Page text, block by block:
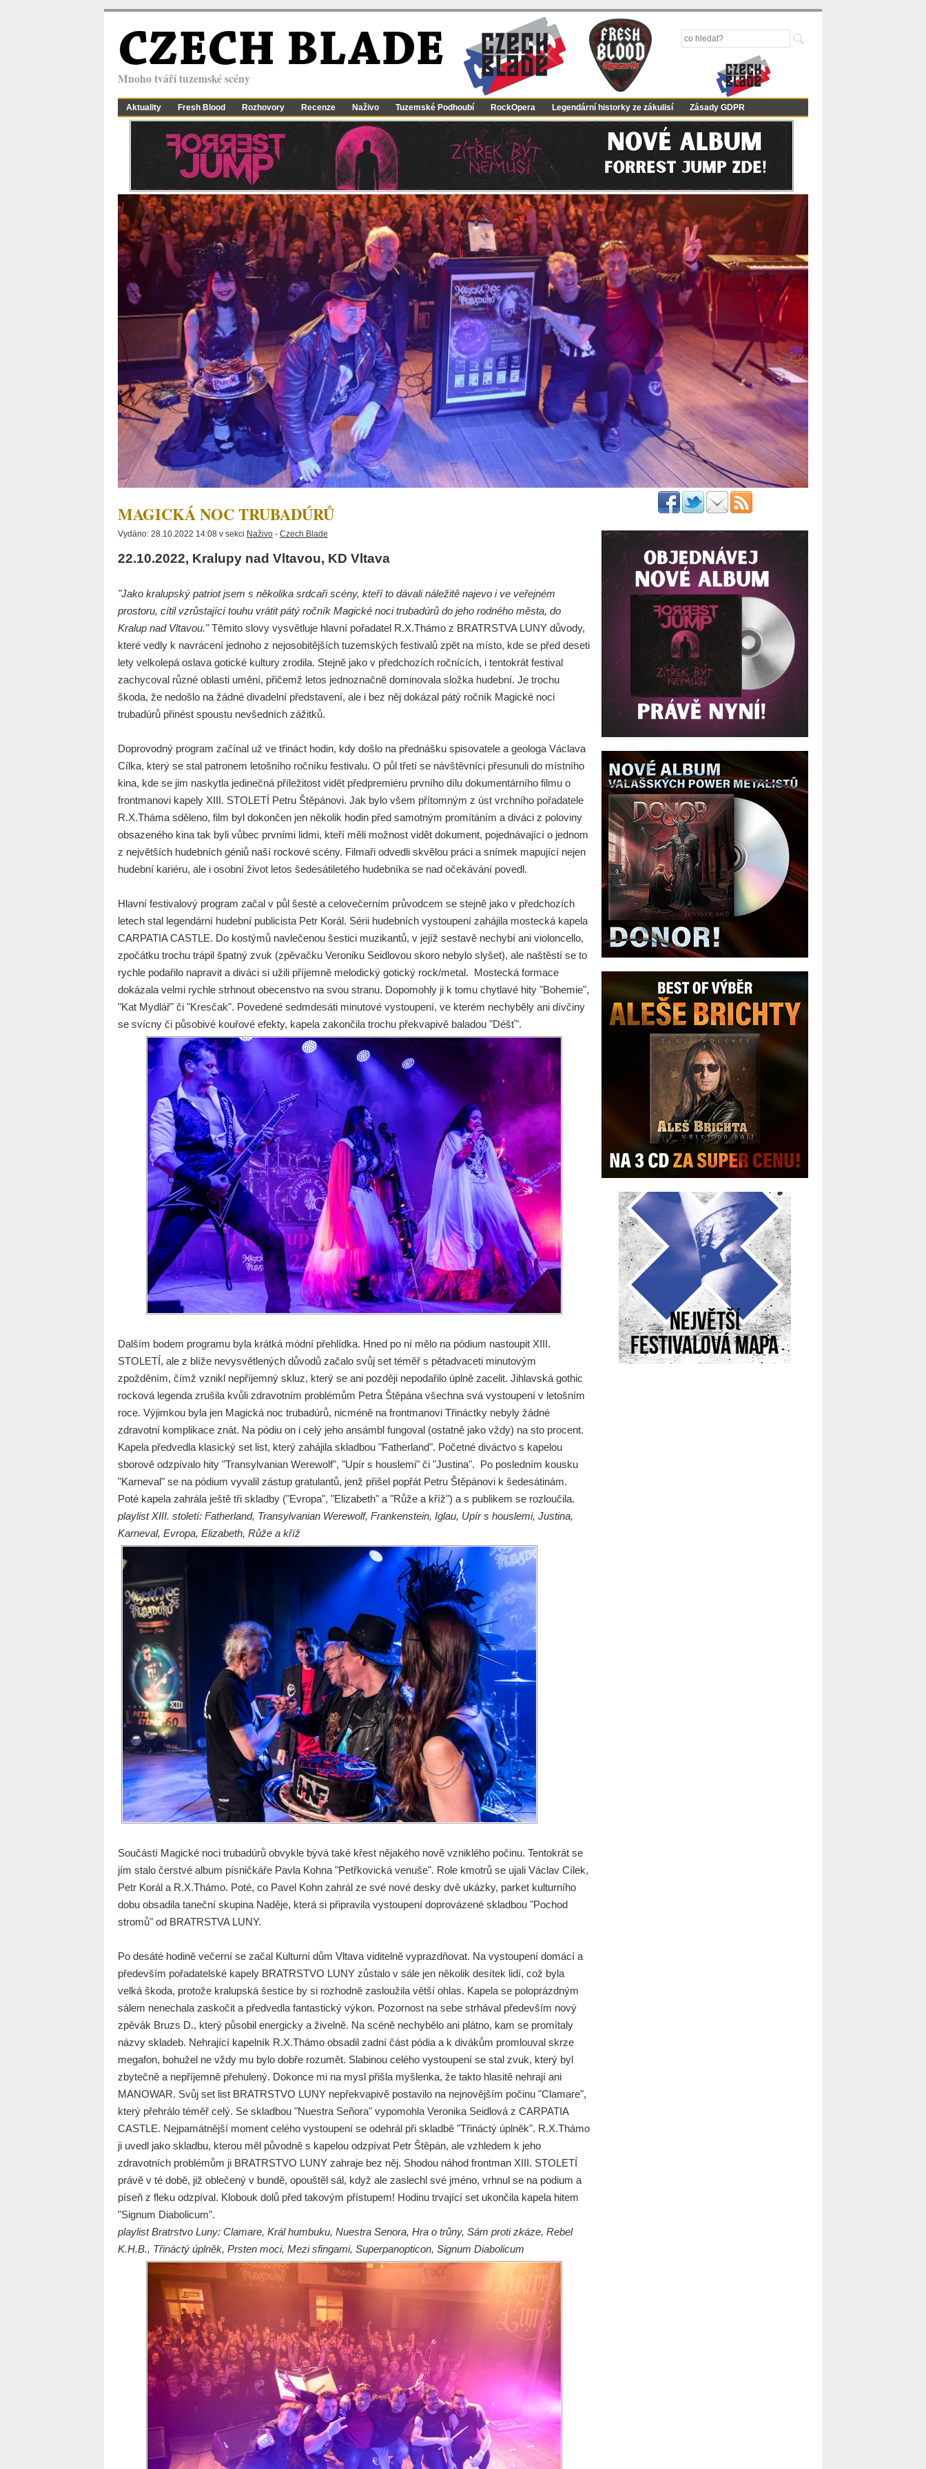
CZECH BLADE
Mnoho tváří tuzemské scény
Aktuality Fresh Blood Rozhovory Recenze Naživo Tuzemské Podhoubí RockOpera Legendární historky ze zákulisí Zásady GDPR
MAGICKÁ NOC TRUBADÚRŮ
Vydáno: 28.10.2022 14:08 v sekci Naživo - Czech Blade
22.10.2022, Kralupy nad Vltavou, KD Vltava
"Jako kralupský patriot jsem s několika srdcaři scény, kteří to dávali náležitě najevo i ve veřejném
prostoru, cítil vzrůstající touhu vrátit pátý ročník Magické noci trubadúrů do jeho rodného města, do
Kralup nad Vltavou."Těmito slovy vysvětluje hlavní pořadatel R.X.Thámo z BRATRSTVA LUNY důvody,
které vedly k navrácení jednoho z nejosobitějších tuzemských festivalů zpět na místo, kde se před deseti
lety velkolepá oslava gotické kultury zrodila. Stejně jako v předchozích ročnících, i tentokrát festival
zachycoval různé oblasti umění, přičemž letos jednoznačně dominovala složka hudební. Je trochu
škoda, že nedošlo na žádné divadelní představení, ale i bez něj dokázal pátý ročník Magické noci
trubadúrů přinést spoustu nevšedních zážitků.
Doprovodný program začínal už ve třináct hodin, kdy došlo na přednášku spisovatele a geologa Václava
Cílka, který se stal patronem letošního ročníku festivalu. O půl třetí se návštěvníci přesunuli do místního
kina, kde se jim naskytla jedinečná příležitost vidět předpremiéru prvního dílu dokumentárního filmu o
frontmanovi kapely XIII. STOLETÍ Petru Štěpánovi. Jak bylo všem přítomným z úst vrchního pořadatele
R.X.Tháma sděleno, film byl dokončen jen několik hodin před samotným promítáním a diváci z poloviny
obsazeného kina tak byli vůbec prvními lidmi, kteří měli možnost vidět dokument, pojednávající o jednom
z největších hudebních géniů naší rockové scény. Filmaři odvedli skvělou práci a snímek mapující nejen
hudební kariéru, ale i osobní život letos šedesátiletého hudebníka se nad očekávání povedl.
Hlavní festivalový program začal v půl šesté a celovečerním průvodcem se stejně jako v předchozích
letech stal legendární hudební publicista Petr Korál. Sérii hudebních vystoupení zahájila mostecká kapela
CARPATIA CASTLE. Do kostýmů navlečenou šestici muzikantů, v jejíž sestavě nechybí ani violoncello,
zpočátku trochu trápil špatný zvuk (zpěvačku Veroniku Seidlovou skoro nebylo slyšet), ale naštěstí se to
rychle podařilo napravit a diváci si užili příjemně melodický gotický rock/metal. Mostecká formace
dokázala velmi rychle strhnout obecenstvo na svou stranu. Dopomohly ji k tomu chytlavé hity "Bohemie",
"Kat Mydlář" či "Kresčak". Povedené sedmdesáti minutové vystoupení, ve kterém nechyběly ani dívčiny
se svícny či působivé kouřové efekty, kapela zakončila trochu překvapivě baladou "Déšť".
Dalším bodem programu byla krátká módní přehlídka. Hned po ní mělo na pódium nastoupit XIII.
STOLETÍ, ale z blíže nevysvětlených důvodů začalo svůj set téměř s pětadvaceti minutovým
zpožděním, čímž vznikl nepříjemný skluz, který se ani později nepodařilo úplně zacelit. Jihlavská gothic
rocková legenda zrušila kvůli zdravotním problémům Petra Štěpána všechna svá vystoupení v letošním
roce. Výjimkou byla jen Magická noc trubadúrů, nicméně na frontmanovi Třináctky nebyly žádné
zdravotní komplikace znát. Na pódiu on i celý jeho ansámbl fungoval (ostatně jako vždy) na sto procent.
Kapela předvedla klasický set list, který zahájila skladbou "Fatherland". Početné diváctvo s kapelou
sborově odzpívalo hity "Transylvanian Werewolf", "Upír s houslemi" či "Justina". Po posledním kousku
"Karneval" se na pódium vyvalil zástup gratulantů, jenž přišel popřát Petru Štěpánovi k šedesátinám.
Poté kapela zahrála ještě tři skladby ("Evropa", "Elizabeth" a "Růže a kříž") a s publikem se rozloučila.
playlist XIII. století: Fatherland, Transylvanian Werewolf, Frankenstein, Iglau, Upír s houslemi, Justina,
Karneval, Evropa, Elizabeth, Růže a kříž
Součástí Magické noci trubadúrů obvykle bývá také křest nějakého nově vzniklého počinu. Tentokrát se
jím stalo čerstvé album písničkáře Pavla Kohna "Petřkovická venuše". Role kmotrů se ujali Václav Cílek,
Petr Korál a R.X.Thámo. Poté, co Pavel Kohn zahrál ze své nové desky dvě ukázky, parket kulturního
dobu obsadila taneční skupina Naděje, která si připravila vystoupení doprovázené skladbou "Pochod
stromů" od BRATRSTVA LUNY.
Po desáté hodině večerní se začal Kulturní dům Vltava viditelně vyprazdňovat. Na vystoupení domácí a
především pořadatelské kapely BRATRSTVO LUNY zůstalo v sále jen několik desítek lidí, což byla
velká škoda, protože kralupská šestice by si rozhodně zasloužila větší ohlas. Kapela se poloprázdným
sálem nenechala zaskočit a předvedla fantastický výkon. Pozornost na sebe strhával především nový
zpěvák Bruzs D., který působil energicky a živelně. Na scéně nechybělo ani plátno, kam se promítaly
názvy skladeb. Nehrající kapelník R.X.Thámo obsadil zadní část pódia a k divákům promlouval skrze
megafon, bohužel ne vždy mu bylo dobře rozumět. Slabinou celého vystoupení se stal zvuk, který byl
zbytečně a nepříjemně přehulený. Dokonce mi na mysl přišla myšlenka, že takto hlasitě nehrají ani
MANOWAR. Svůj set list BRATRSTVO LUNY nepřekvapivě postavilo na nejnovějším počinu "Clamare",
který přehrálo téměř celý. Se skladbou "Nuestra Señora" vypomohla Veronika Seidlová z CARPATIA
CASTLE. Nejpamátnější moment celého vystoupení se odehrál při skladbě "Třináctý úplněk". R.X.Thámo
ji uvedl jako skladbu, kterou měl původně s kapelou odzpívat Petr Štěpán, ale vzhledem k jeho
zdravotních problémům ji BRATRSTVO LUNY zahraje bez něj. Shodou náhod frontman XIII. STOLETÍ
právě v té době, již oblečený v bundě, opouštěl sál, když ale zaslechl své jméno, vrhnul se na podium a
píseň z fleku odzpíval. Klobouk dolů před takovým přístupem! Hodinu trvající set ukončila kapela hitem
"Signum Diabolicum".
playlist Bratrstvo Luny: Clamare, Král humbuku, Nuestra Senora, Hra o trůny, Sám proti zkáze, Rebel
K.H.B., Třináctý úplněk, Prsten moci, Mezi sfingami, Superpanopticon, Signum Diabolicum